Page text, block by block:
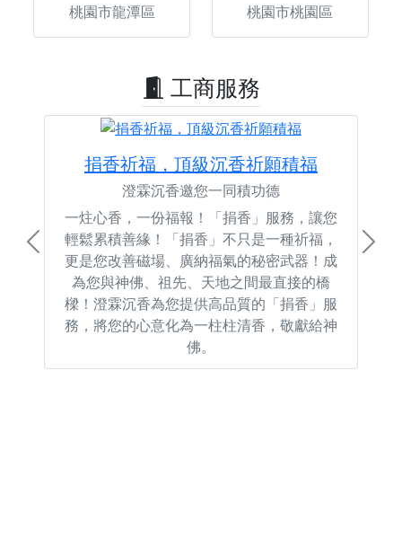
桃園市龍潭區
桃園市桃園區
工商服務
捐香祈福，頂級沉香祈願積福
澄霖沉香邀您一同積功德
一炷心香，一份福報！「捐香」服務，讓您
輕鬆累積善緣！「捐香」不只是一種祈福，
更是您改善磁場、廣納福氣的秘密武器！成
為您與神佛、祖先、天地之間最直接的橋
樑！澄霖沉香為您提供高品質的「捐香」服
務，將您的心意化為一柱柱清香，敬獻給神
佛。
Previous Next